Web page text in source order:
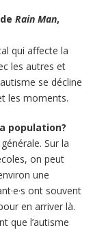
Rain Man,
qui affecte la
les autres et
se décline
les moments.
population?
Sur la
on peut
une
ont souvent
en arriver là.
que l’autisme